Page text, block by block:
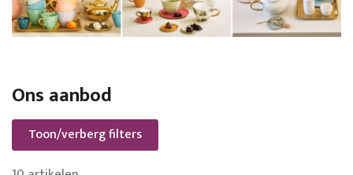
Ons aanbod
Toon/verberg filters